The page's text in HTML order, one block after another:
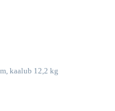
kaalub 12,2 kg